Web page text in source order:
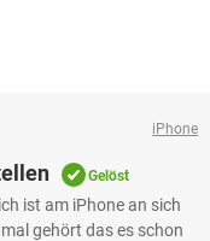
iPhone
Gelöst
ist am iPhone an sich
gehört das es schon